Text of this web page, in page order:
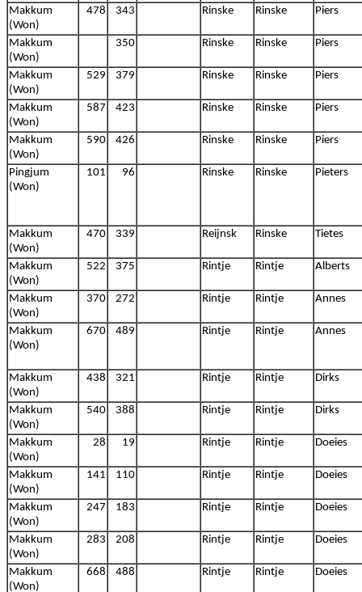
Makkum
(Won)
478 343 Rinske Rinske Piers
Makkum
(Won)
350 Rinske Rinske Piers
Makkum
(Won)
529 379 Rinske Rinske Piers
Makkum
(Won)
587 423 Rinske Rinske Piers
Makkum
(Won)
590 426 Rinske Rinske Piers
Pingjum
(Won)
101 96 Rinske Rinske Pieters
Makkum
(Won)
470 339 Reijnsk Rinske Tietes
Makkum
(Won)
522 375 Rintje Rintje Alberts
Makkum
(Won)
370 272 Rintje Rintje Annes
Makkum
(Won)
670 489 Rintje Rintje Annes
Makkum
(Won)
438 321 Rintje Rintje Dirks
Makkum
(Won)
540 388 Rintje Rintje Dirks
Makkum
(Won)
28 19 Rintje Rintje Doeies
Makkum
(Won)
141 110 Rintje Rintje Doeies
Makkum
(Won)
247 183 Rintje Rintje Doeies
Makkum
(Won)
283 208 Rintje Rintje Doeies
Makkum
(Won)
668 488 Rintje Rintje Doeies